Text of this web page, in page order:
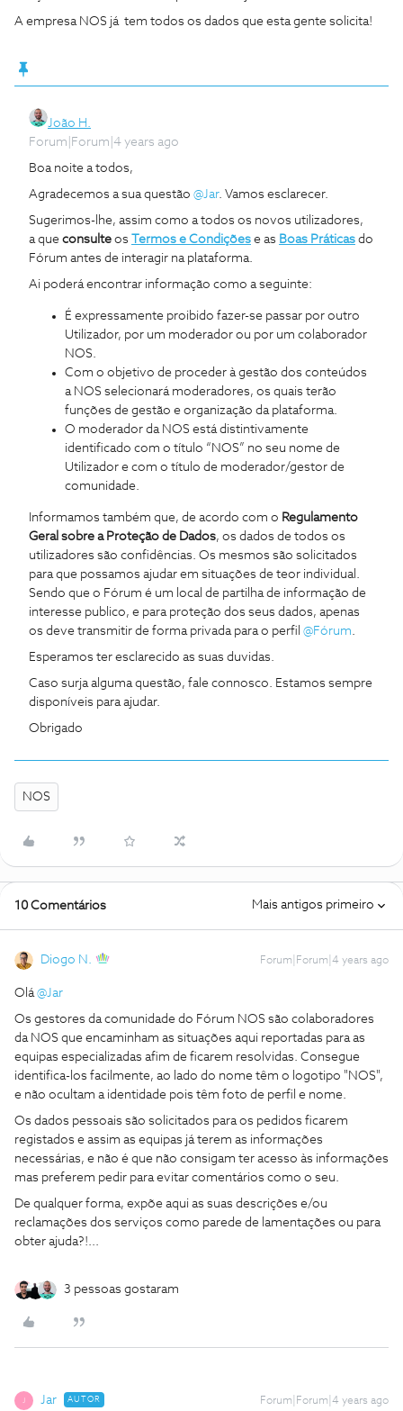
A empresa NOS já tem todos os dados que esta gente solicita!
João H.
Forum|Forum|4 years ago
Boa noite a todos,
Agradecemos a sua questão @Jar. Vamos esclarecer.
Sugerimos-lhe, assim como a todos os novos utilizadores,
a que consulte os Termos e Condições e as Boas Práticas do
Fórum antes de interagir na plataforma.
Ai poderá encontrar informação como a seguinte:
É expressamente proibido fazer-se passar por outro
Utilizador, por um moderador ou por um colaborador
NOS.
Com o objetivo de proceder à gestão dos conteúdos
a NOS selecionará moderadores, os quais terão
funções de gestão e organização da plataforma.
O moderador da NOS está distintivamente
identificado com o título “NOS” no seu nome de
Utilizador e com o título de moderador/gestor de
comunidade.
Informamos também que, de acordo com o Regulamento
Geral sobre a Proteção de Dados, os dados de todos os
utilizadores são confidências. Os mesmos são solicitados
para que possamos ajudar em situações de teor individual.
Sendo que o Fórum é um local de partilha de informação de
interesse publico, e para proteção dos seus dados, apenas
os deve transmitir de forma privada para o perfil @Fórum.
Esperamos ter esclarecido as suas duvidas.
Caso surja alguma questão, fale connosco. Estamos sempre
disponíveis para ajudar.
Obrigado
NOS
10 Comentários Mais antigos primeiro
Diogo N. Forum|Forum|4 years ago
Olá@Jar
Os gestores da comunidade do Fórum NOS são colaboradores
da NOS que encaminham as situações aqui reportadas para as
equipas especializadas afim de ficarem resolvidas. Consegue
identifica-los facilmente, ao lado do nome têm o logotipo "NOS",
e não ocultam a identidade pois têm foto de perfil e nome.
Os dados pessoais são solicitados para os pedidos ficarem
registados e assim as equipas já terem as informações
necessárias, e não é que não consigam ter acesso às informações
mas preferem pedir para evitar comentários como o seu.
De qualquer forma, expõe aqui as suas descrições e/ou
reclamações dos serviços como parede de lamentações ou para
obter ajuda?!...
3 pessoas gostaram
Jar AUTOR Forum|Forum|4 years ago